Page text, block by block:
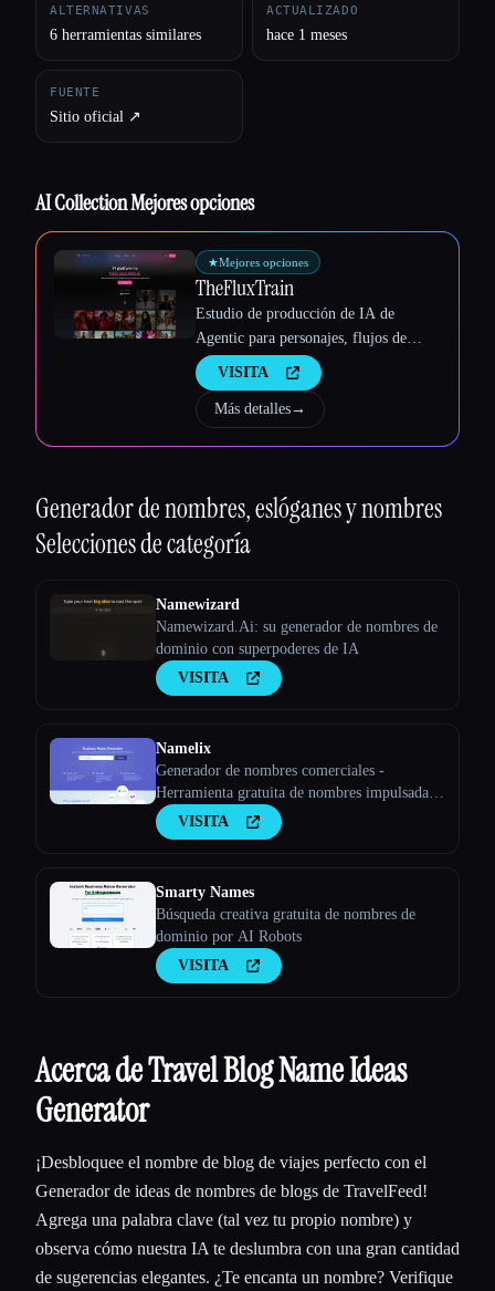
ALTERNATIVAS
6 herramientas similares
ACTUALIZADO
hace 1 meses
FUENTE
Sitio oficial ↗︎
AI Collection Mejores opciones
★Mejores opciones
TheFluxTrain
Estudio de producción de IA de
Agentic para personajes, flujos de
trabajo y vídeos coherentes
VISITA
Más detalles→
Generador de nombres, eslóganes y nombres
Selecciones de categoría
Namewizard
Namewizard.Ai: su generador de nombres de
dominio con superpoderes de IA
VISITA
Namelix
Generador de nombres comerciales -
Herramienta gratuita de nombres impulsada
por IA - Namelix
VISITA
Smarty Names
Búsqueda creativa gratuita de nombres de
dominio por AI Robots
VISITA
Acerca de Travel Blog Name Ideas
Generator
¡Desbloquee el nombre de blog de viajes perfecto con el
Generador de ideas de nombres de blogs de TravelFeed!
Agrega una palabra clave (tal vez tu propio nombre) y
observa cómo nuestra IA te deslumbra con una gran cantidad
de sugerencias elegantes. ¿Te encanta un nombre? Verifique